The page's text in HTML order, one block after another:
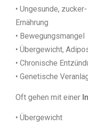
• Ungesunde,
Ernährung
• Bewegungsmangel
• Übergewicht,
• Chronische
• Genetische
Oft gehen mit einer
• Übergewicht